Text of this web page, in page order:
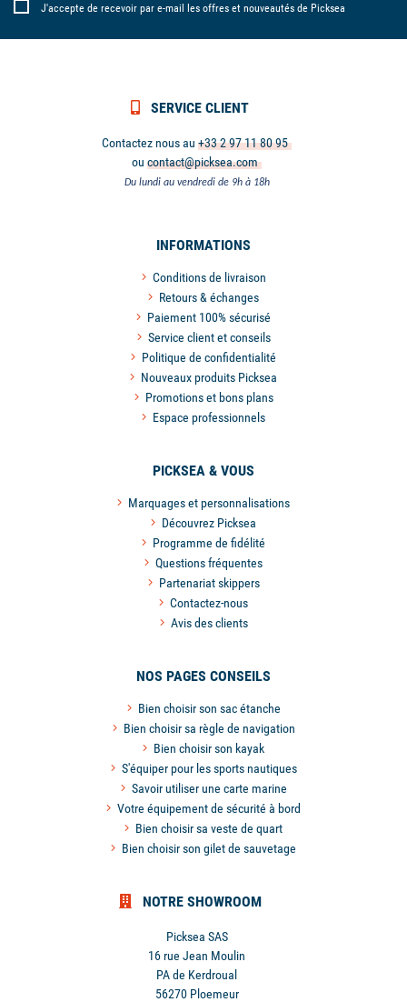
J'accepte de recevoir par e-mail les offres et nouveautés de Picksea
SERVICE CLIENT
Contactez nous au +33 2 97 11 80 95
ou contact@picksea.com
Du lundi au vendredi de 9h à 18h
INFORMATIONS
Conditions de livraison
Retours & échanges
Paiement 100% sécurisé
Service client et conseils
Politique de confidentialité
Nouveaux produits Picksea
Promotions et bons plans
Espace professionnels
PICKSEA & VOUS
Marquages et personnalisations
Découvrez Picksea
Programme de fidélité
Questions fréquentes
Partenariat skippers
Contactez-nous
Avis des clients
NOS PAGES CONSEILS
Bien choisir son sac étanche
Bien choisir sa règle de navigation
Bien choisir son kayak
S'équiper pour les sports nautiques
Savoir utiliser une carte marine
Votre équipement de sécurité à bord
Bien choisir sa veste de quart
Bien choisir son gilet de sauvetage
NOTRE SHOWROOM
Picksea SAS
16 rue Jean Moulin
PA de Kerdroual
56270 Ploemeur